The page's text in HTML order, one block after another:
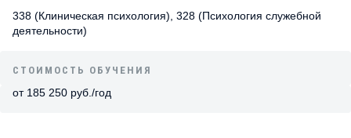
338 (Клиническая психология), 328 (Психология служебной
деятельности)
СТОИМОСТЬ ОБУЧЕНИЯ
от 185 250 руб./год